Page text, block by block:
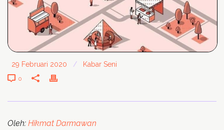
29 Februari 2020 / Kabar Seni
0
Oleh: Hikmat Darmawan